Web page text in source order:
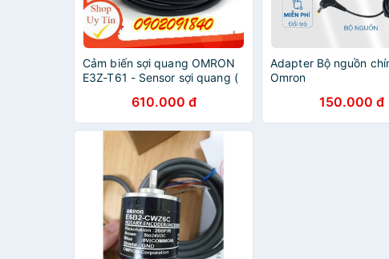
Cảm biến sợi quang OMRON
E3Z-T61 - Sensor sợi quang (
chính hãng610.000 đ
Adapter Bộ nguồn
Omron
150.000 đ